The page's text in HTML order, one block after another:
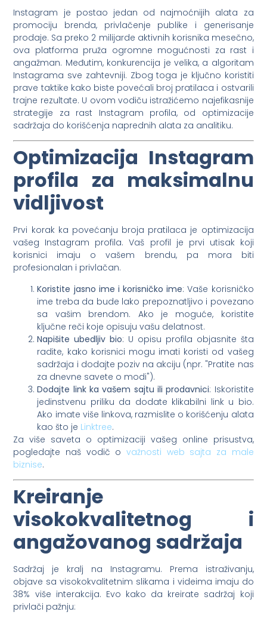
Instagram je postao jedan od najmoćnijih alata za
promociju brenda, privlačenje publike i generisanje
prodaje. Sa preko 2 milijarde aktivnih korisnika mesečno,
ova platforma pruža ogromne mogućnosti za rast i
angažman. Međutim, konkurencija je velika, a algoritam
Instagrama sve zahtevniji. Zbog toga je ključno koristiti
prave taktike kako biste povećali broj pratilaca i ostvarili
trajne rezultate. U ovom vodiču istražićemo najefikasnije
strategije za rast Instagram profila, od optimizacije
sadržaja do korišćenja naprednih alata za analitiku.
Optimizacija Instagram
profila za maksimalnu
vidljivost
Prvi korak ka povećanju broja pratilaca je optimizacija
vašeg Instagram profila. Vaš profil je prvi utisak koji
korisnici imaju o vašem brendu, pa mora biti
profesionalan i privlačan.
Koristite jasno ime i korisničko ime: Vaše korisničko
ime treba da bude lako prepoznatljivo i povezano
sa vašim brendom. Ako je moguće, koristite
ključne reči koje opisuju vašu delatnost.
Napišite ubedljiv bio: U opisu profila objasnite šta
radite, kako korisnici mogu imati koristi od vašeg
sadržaja i dodajte poziv na akciju (npr. "Pratite nas
za dnevne savete o modi").
Dodajte link ka vašem sajtu ili prodavnici: Iskoristite
jedinstvenu priliku da dodate klikabilni link u bio.
Ako imate više linkova, razmislite o korišćenju alata
kao što je Linktree.
Za više saveta o optimizaciji vašeg online prisustva,
pogledajte naš vodič o važnosti web sajta za male
biznise.
Kreiranje
visokokvalitetnog i
angažovanog sadržaja
Sadržaj je kralj na Instagramu. Prema istraživanju,
objave sa visokokvalitetnim slikama i videima imaju do
38% više interakcija. Evo kako da kreirate sadržaj koji
privlači pažnju: